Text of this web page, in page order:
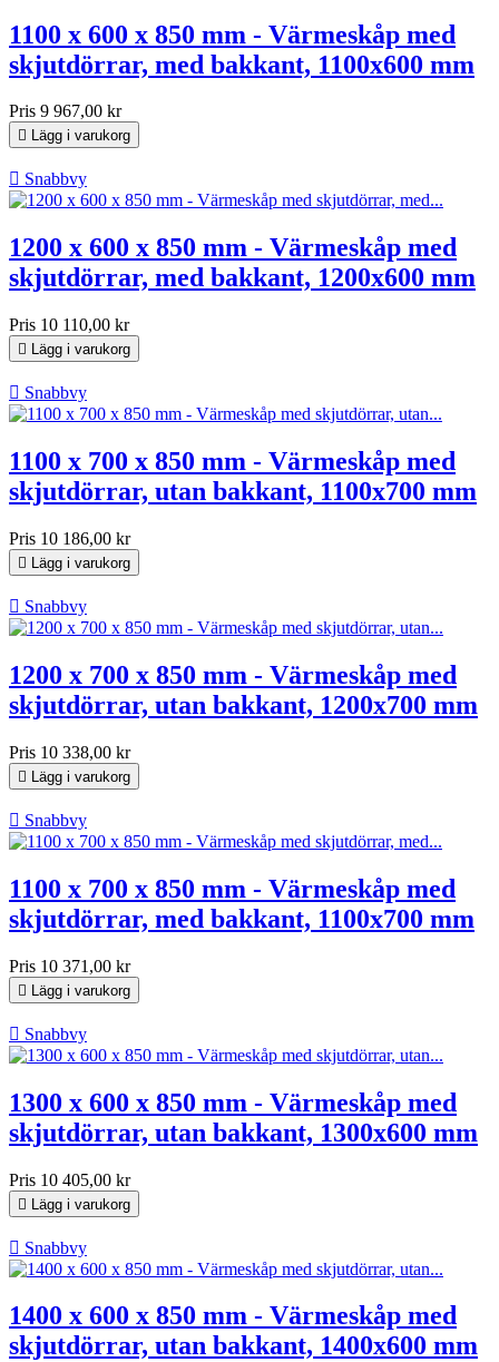
1100 x 600 x 850 mm - Värmeskåp med
skjutdörrar, med bakkant, 1100x600 mm
Pris 9 967,00 kr
 Lägg i varukorg
 Snabbvy
1200 x 600 x 850 mm - Värmeskåp med
skjutdörrar, med bakkant, 1200x600 mm
Pris 10 110,00 kr
 Lägg i varukorg
 Snabbvy
1100 x 700 x 850 mm - Värmeskåp med
skjutdörrar, utan bakkant, 1100x700 mm
Pris 10 186,00 kr
 Lägg i varukorg
 Snabbvy
1200 x 700 x 850 mm - Värmeskåp med
skjutdörrar, utan bakkant, 1200x700 mm
Pris 10 338,00 kr
 Lägg i varukorg
 Snabbvy
1100 x 700 x 850 mm - Värmeskåp med
skjutdörrar, med bakkant, 1100x700 mm
Pris 10 371,00 kr
 Lägg i varukorg
 Snabbvy
1300 x 600 x 850 mm - Värmeskåp med
skjutdörrar, utan bakkant, 1300x600 mm
Pris 10 405,00 kr
 Lägg i varukorg
 Snabbvy
1400 x 600 x 850 mm - Värmeskåp med
skjutdörrar, utan bakkant, 1400x600 mm